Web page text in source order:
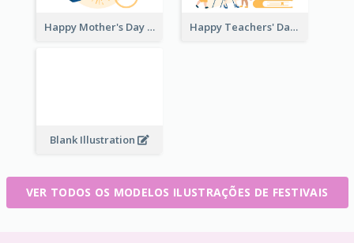
Happy Mother's Day Happy Teachers' Day
Blank Illustration
VER TODOS OS MODELOS ILUSTRAÇÕES DE FESTIVAIS